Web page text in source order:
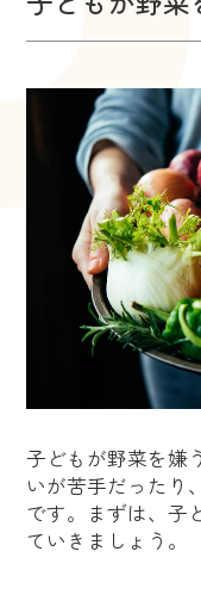
子どもが野菜を嫌
いが苦手だったり
です。まずは、子
ていきましょう。